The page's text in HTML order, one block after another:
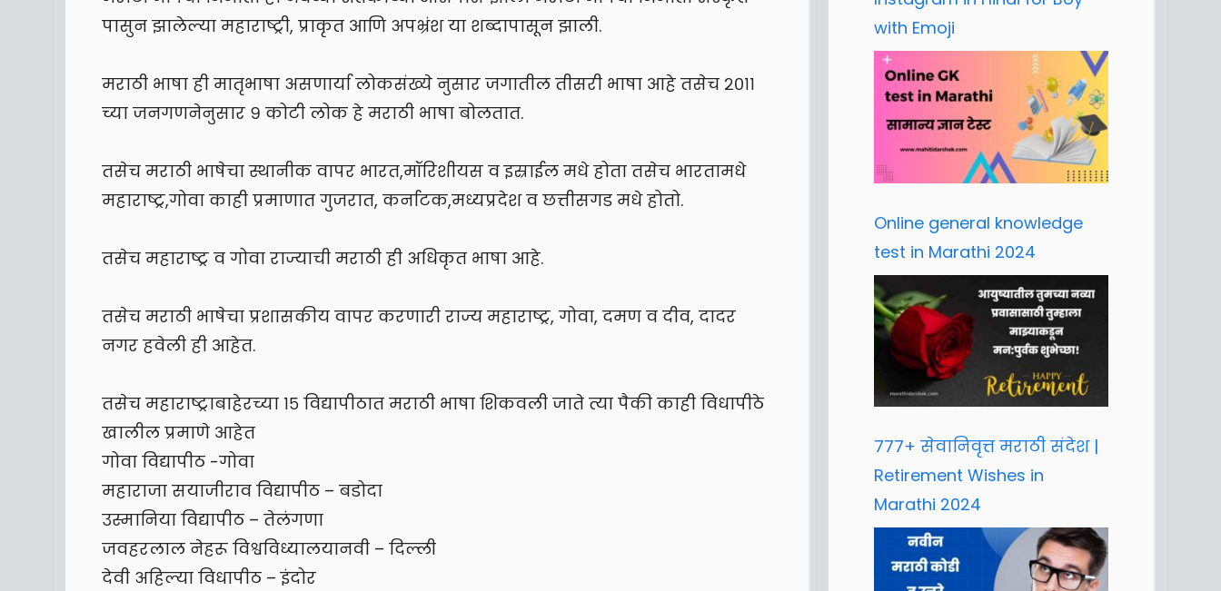
पासुन झालेल्या महाराष्ट्री, प्राकृत आणि अपभ्रंश या शब्दापासून झाली.
मराठी भाषा ही मातृभाषा असणार्या लोकसंख्ये नुसार जगातील तीसरी भाषा आहे तसेच २०११
च्या जनगणनेनुसार ९ कोटी लोक हे मराठी भाषा बोलतात.
तसेच मराठी भाषेचा स्थानीक वापर भारत,मॉरिशीयस व इस्राईल मधे होता तसेच भारतामधे
महाराष्ट्र,गोवा काही प्रमाणात गुजरात, कर्नाटक,मध्यप्रदेश व छत्तीसगड मधे होतो.
तसेच महाराष्ट्र व गोवा राज्याची मराठी ही अधिकृत भाषा आहे.
तसेच मराठी भाषेचा प्रशासकीय वापर करणारी राज्य महाराष्ट्र, गोवा, दमण व दीव, दादर
नगर हवेली ही आहेत.
तसेच महाराष्ट्राबाहेरच्या १५ विद्यापीठात मराठी भाषा शिकवली जाते त्या पैकी काही विधापीठे
खालील प्रमाणे आहेत
गोवा विद्यापीठ -गोवा
महाराजा सयाजीराव विद्यापीठ – बडोदा
उस्मानिया विद्यापीठ – तेलंगणा
जवहरलाल नेहरू विश्वविध्यालयानवी – दिल्ली
देवी अहिल्या विधापीठ – इंदोर
with Emoji
Online general knowledge
test in Marathi 2024
777+ सेवानिवृत्त मराठी संदेश |
Retirement Wishes in
Marathi 2024